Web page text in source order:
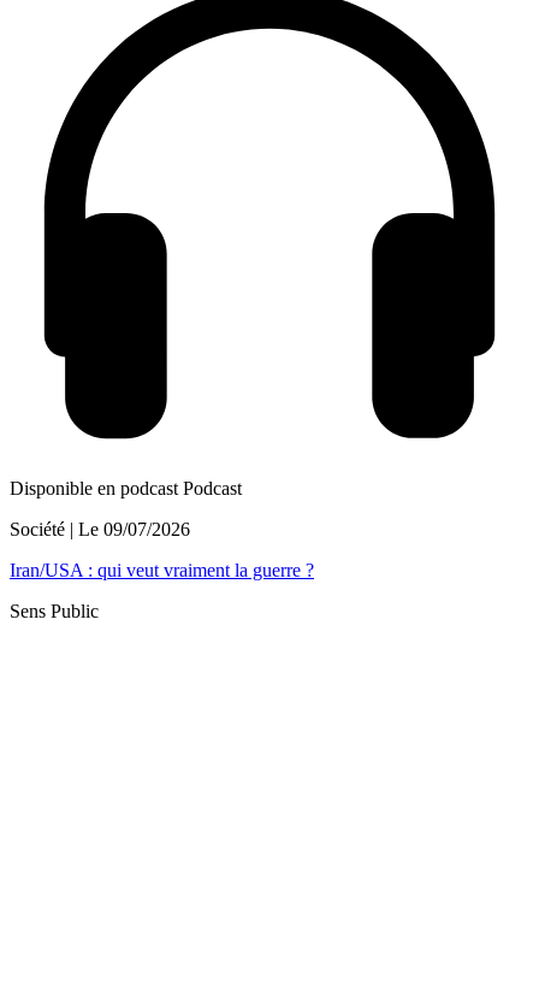
Disponible en podcast Podcast
Société | Le 09/07/2026
Iran/USA : qui veut vraiment la guerre ?
Sens Public